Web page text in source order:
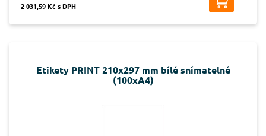
2 031,59 Kč s DPH
Etikety PRINT 210x297 mm bílé snímatelné
(100xA4)